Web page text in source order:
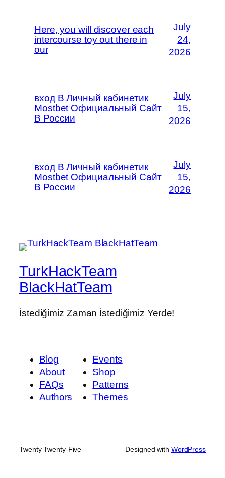
Here, you will discover each
intercourse toy out there in
our
July
24,
2026
вход В Личный кабинетик
Mostbet Официальный Сайт
В России
July
15,
2026
вход В Личный кабинетик
Mostbet Официальный Сайт
В России
July
15,
2026
TurkHackTeam
BlackHatTeam
İstediğimiz Zaman İstediğimiz Yerde!
Blog
About
FAQs
Authors
Events
Shop
Patterns
Themes
Twenty Twenty-Five Designed with WordPress